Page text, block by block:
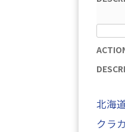
北海
クラ